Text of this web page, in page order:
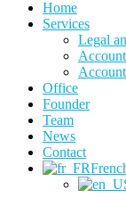
Home
Services
Legal
Office
Founder
Team
News
Contact